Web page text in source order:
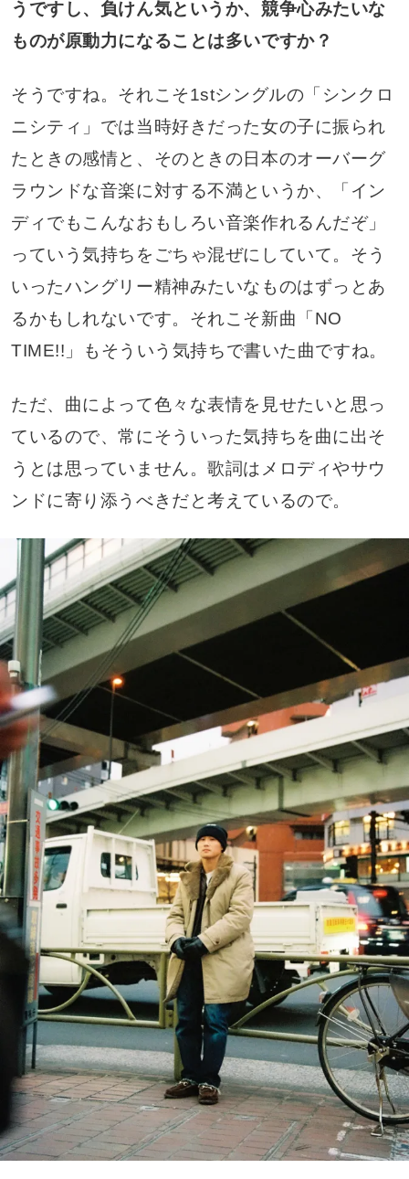
うですし、負けん気というか、競争心みたいな
ものが原動力になることは多いですか？
そうですね。それこそ1stシングルの「シンクロ
ニシティ」では当時好きだった女の子に振られ
たときの感情と、そのときの日本のオーバーグ
ラウンドな音楽に対する不満というか、「イン
ディでもこんなおもしろい音楽作れるんだぞ」
っていう気持ちをごちゃ混ぜにしていて。そう
いったハングリー精神みたいなものはずっとあ
るかもしれないです。それこそ新曲「NO
TIME!!」もそういう気持ちで書いた曲ですね。
ただ、曲によって色々な表情を見せたいと思っ
ているので、常にそういった気持ちを曲に出そ
うとは思っていません。歌詞はメロディやサウ
ンドに寄り添うべきだと考えているので。